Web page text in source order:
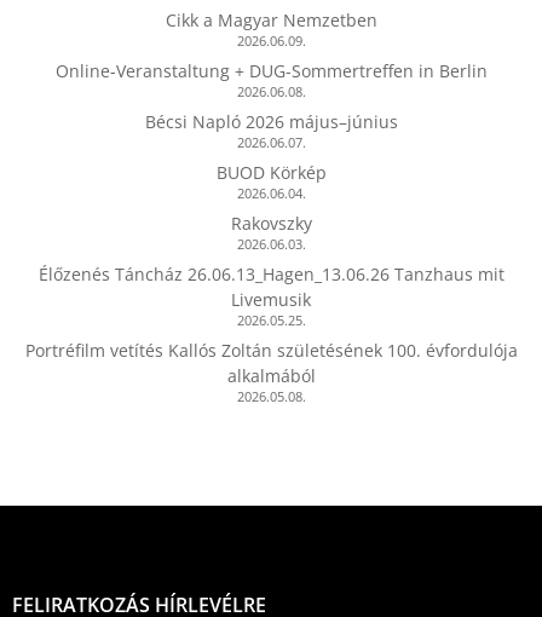
Cikk a Magyar Nemzetben
2026.06.09.
Online-Veranstaltung + DUG-Sommertreffen in Berlin
2026.06.08.
Bécsi Napló 2026 május–június
2026.06.07.
BUOD Körkép
2026.06.04.
Rakovszky
2026.06.03.
Élőzenés Táncház 26.06.13_Hagen_13.06.26 Tanzhaus mit
Livemusik
2026.05.25.
Portréfilm vetítés Kallós Zoltán születésének 100. évfordulója
alkalmából
2026.05.08.
FELIRATKOZÁS HÍRLEVÉLRE